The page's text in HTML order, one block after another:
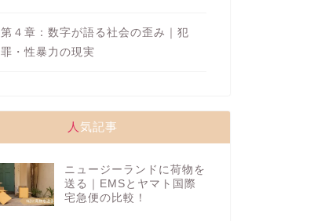
第４章：数字が語る社会の歪み｜犯
罪・性暴力の現実
人気記事
ニュージーランドに荷物を
送る｜EMSとヤマト国際
宅急便の比較！